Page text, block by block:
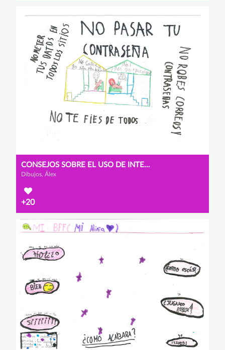
CONSEJOS SOBRE EL USO DE INTERNET
Dibujos, Álex
+20